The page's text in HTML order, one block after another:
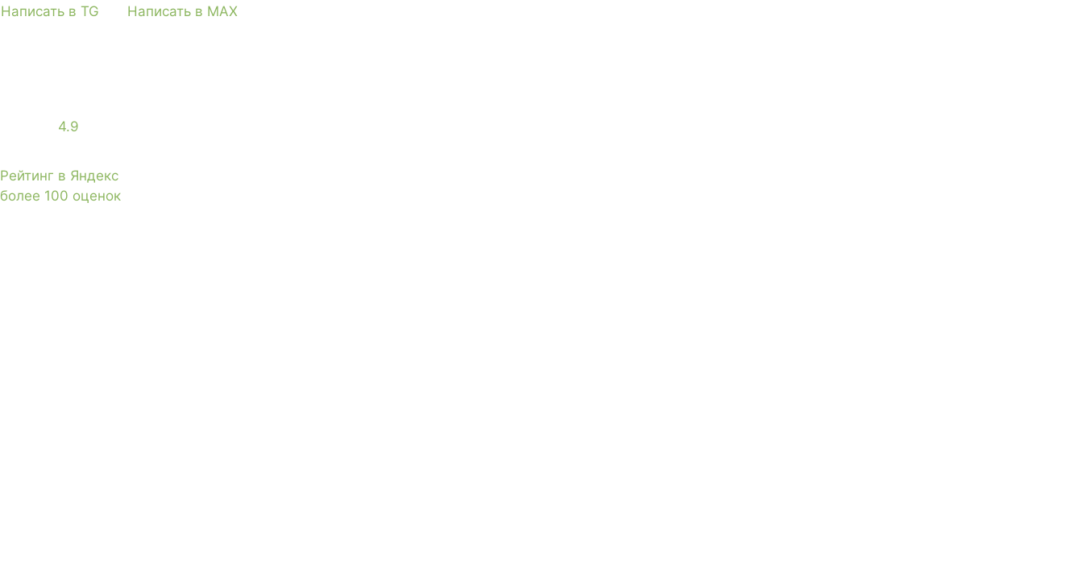
Написать в TG Написать в MAX
4.9
Рейтинг в Яндекс
более 100 оценок